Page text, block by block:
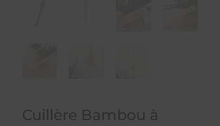
Cuillère Bambou à